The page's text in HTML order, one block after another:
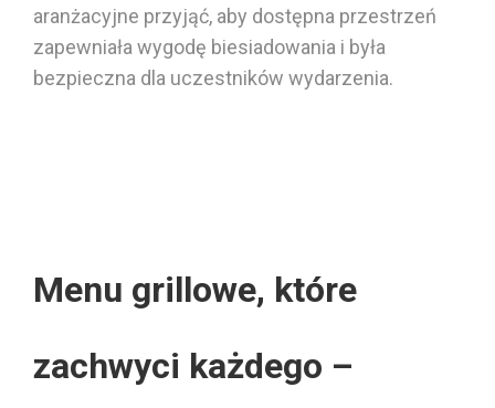
aranżacyjne przyjąć, aby dostępna przestrzeń
zapewniała wygodę biesiadowania i była
bezpieczna dla uczestników wydarzenia.
Menu grillowe, które
zachwyci każdego –